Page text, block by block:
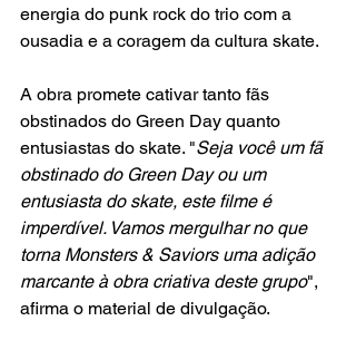
energia do punk rock do trio com a
ousadia e a coragem da cultura skate.
A obra promete cativar tanto fãs
obstinados do Green Day quanto
entusiastas do skate. "Seja você um fã
obstinado do Green Day ou um
entusiasta do skate, este filme é
imperdível. Vamos mergulhar no que
torna Monsters & Saviors uma adição
marcante à obra criativa deste grupo",
afirma o material de divulgação.